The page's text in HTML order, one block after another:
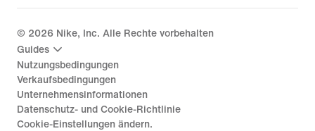
© 2026 Nike, Inc. Alle Rechte vorbehalten
Guides
Nutzungsbedingungen
Verkaufsbedingungen
Unternehmensinformationen
Datenschutz- und Cookie-Richtlinie
Cookie-Einstellungen ändern.